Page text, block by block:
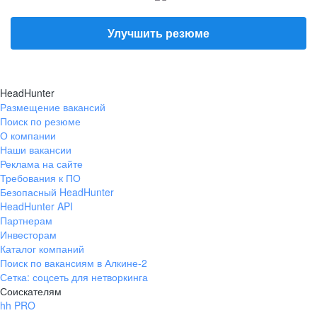
Улучшить резюме
HeadHunter
Размещение вакансий
Поиск по резюме
О компании
Наши вакансии
Реклама на сайте
Требования к ПО
Безопасный HeadHunter
HeadHunter API
Партнерам
Инвесторам
Каталог компаний
Поиск по вакансиям в Алкине-2
Сетка: соцсеть для нетворкинга
Соискателям
hh PRO